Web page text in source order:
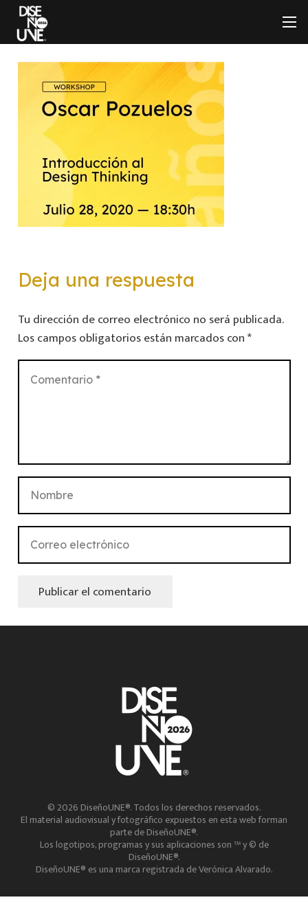
Deja una respuesta
Tu dirección de correo electrónico no será publicada.
Los campos obligatorios están marcados con*
Publicar el comentario
© 2026 DiseñoUNE®. Todos los derechos reservados.
El material audiovisual y fotográfico expuestos en esta web forman
parte de DiseñoUNE®.
Los logotipos, programas y sus aplicaciones son ™ y © de
DiseñoUNE®.
DiseñoUNE® es una marca registrada de Verónica Alvarado.